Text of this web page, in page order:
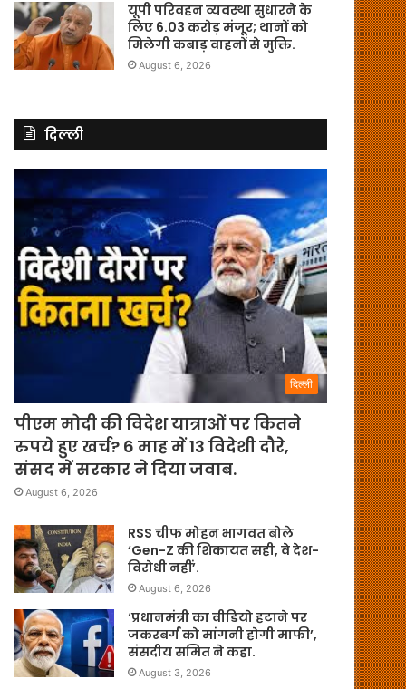
यूपी परिवहन व्यवस्था सुधारने के
लिए 6.03 करोड़ मंजूर; थानों को
मिलेगी कबाड़ वाहनों से मुक्ति.
August 6, 2026
दिल्ली
दिल्ली
पीएम मोदी की विदेश यात्राओं पर कितने
रुपये हुए खर्च? 6 माह में 13 विदेशी दौरे,
संसद में सरकार ने दिया जवाब.
August 6, 2026
RSS चीफ मोहन भागवत बोले
‘Gen-Z की शिकायत सही, वे देश-
विरोधी नहीं’.
August 6, 2026
‘प्रधानमंत्री का वीडियो हटाने पर
जकरबर्ग को मांगनी होगी माफी’,
संसदीय समित ने कहा.
August 3, 2026